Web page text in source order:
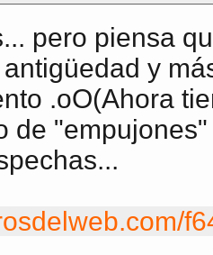
pero piensa
y
.oO(Ahora
de